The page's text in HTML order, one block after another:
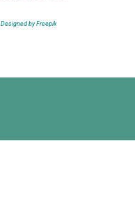
Designed by Freepik